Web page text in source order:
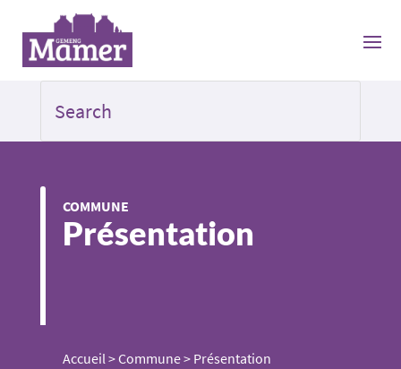
COMMUNE
Présentation
Accueil>Commune> Présentation